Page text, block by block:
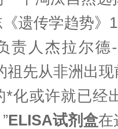
遗传学趋势》
责人杰拉尔德
祖先从非洲出
*化或许就已经
ELISA试剂盒在